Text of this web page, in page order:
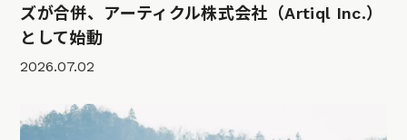
ズが合併、アーティクル株式会社（Artiql Inc.）
として始動
2026.07.02